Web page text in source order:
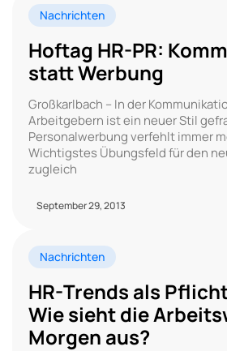
Nachrichten
Hoftag HR-PR:
statt Werbung
Großkarlbach – In der
Arbeitgebern ist ein neuer Stil
Personalwerbung verfehlt immer
Wichtigstes Übungsfeld für den
zugleich
September 29, 2013
Nachrichten
HR-Trends als
Wie sieht die
Morgen aus?